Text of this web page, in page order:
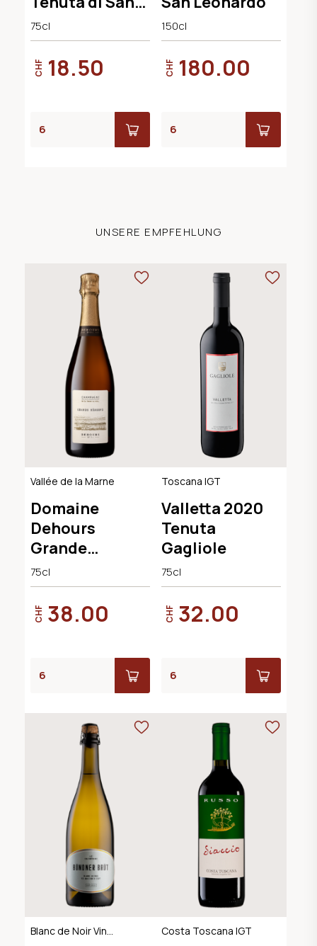
Leonardo
75cl
CHF 18.50
150cl
CHF 180.00
UNSERE EMPFEHLUNG
Vallée de la Marne
Domaine
Dehours
Grande
Réserve Brut
75cl
CHF 38.00
Toscana IGT
Valletta 2020
Tenuta
Gagliole
75cl
CHF 32.00
Blanc de Noir Vin
Costa Toscana IGT